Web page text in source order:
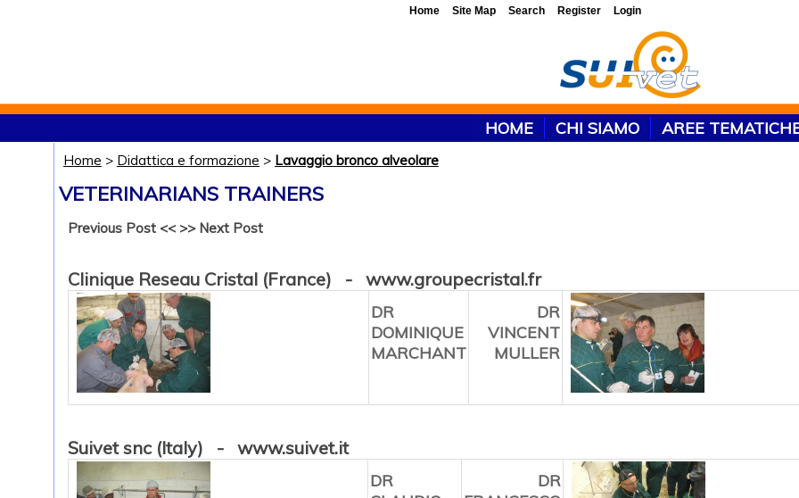
HOME CHI SIAMO AREE
Home > Didattica e formazione > Lavaggio bronco alveolare
VETERINARIANS TRAINERS
Previous Post << >> Next Post
Clinique Reseau Cristal (France) - www.groupecristal.fr
DR
DOMINIQUE
MARCHANT
DR
VINCENT
MULLER
Suivet snc (Italy) - www.suivet.it
DR
DR
Home Site Map Search Register Login